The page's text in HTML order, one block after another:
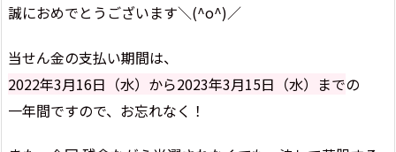
誠におめでとうございます＼(^o^)／
当せん金の支払い期間は、
2022年3月16日（水）から2023年3月15日（水）までの
一年間ですので、お忘れなく！